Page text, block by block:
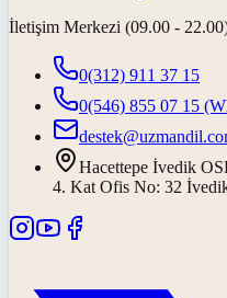
İletişim Merkezi (09.00 -
0(312) 911 37 15
0(546) 855 07 15
Hacettepe İvedik
4. Kat Ofis No: 32